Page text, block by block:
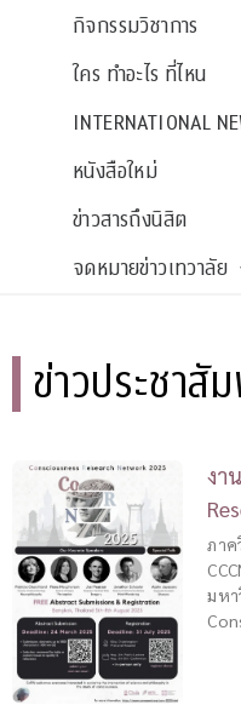
กิจกรรมวิชาการ
ใคร ทำอะไร ที่ไหน
INTERNATIONAL
หนังสือใหม่
ข่าวสารถึงนิสิต
จดหมายข่าวเทวาลัย
ข่าวประชาสั
งา
ภา
มห